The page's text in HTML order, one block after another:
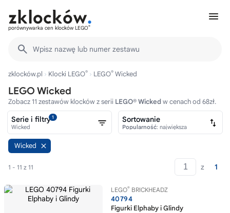
porównywarka cen klocków LEGO®
Wpisz nazwę lub numer zestawu
zklocków.pl Klocki LEGO® LEGO® Wicked
LEGO Wicked
Zobacz 11 zestawów klocków z serii LEGO® Wickedw cenach od 68zł.
Wicked
1 - 11 z 11 z 1
LEGO® BRICKHEADZ
40794
Figurki Elphaby i Glindy
Serie i filtry1
Wicked
Sortowanie
Popularność: największa